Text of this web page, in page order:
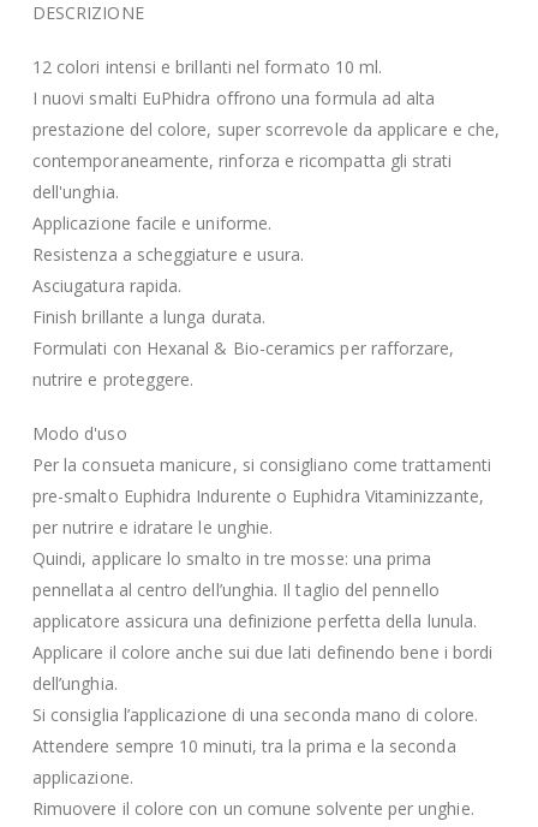
DESCRIZIONE
12 colori intensi e brillanti nel formato 10 ml.
I nuovi smalti EuPhidra offrono una formula ad alta
prestazione del colore, super scorrevole da applicare e che,
contemporaneamente, rinforza e ricompatta gli strati
dell'unghia.
Applicazione facile e uniforme.
Resistenza a scheggiature e usura.
Asciugatura rapida.
Finish brillante a lunga durata.
Formulati con Hexanal & Bio-ceramics per rafforzare,
nutrire e proteggere.
Modo d'uso
Per la consueta manicure, si consigliano come trattamenti
pre-smalto Euphidra Indurente o Euphidra Vitaminizzante,
per nutrire e idratare le unghie.
Quindi, applicare lo smalto in tre mosse: una prima
pennellata al centro dell’unghia. Il taglio del pennello
applicatore assicura una definizione perfetta della lunula.
Applicare il colore anche sui due lati definendo bene i bordi
dell’unghia.
Si consiglia l’applicazione di una seconda mano di colore.
Attendere sempre 10 minuti, tra la prima e la seconda
applicazione.
Rimuovere il colore con un comune solvente per unghie.